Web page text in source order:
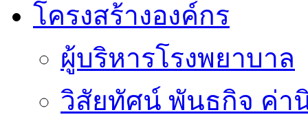
โครงสร้างองค์กร
ผู้บริหารโรงพยาบาล
วิสัยทัศน์ พันธกิจ ค่า